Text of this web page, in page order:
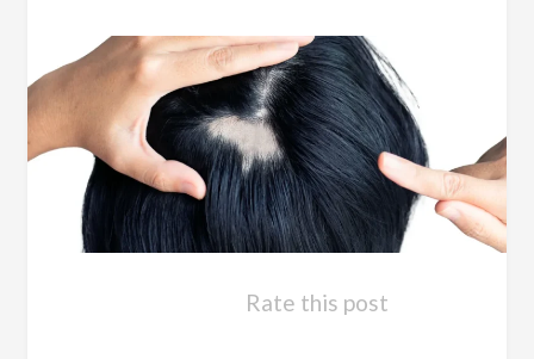
Rate this post